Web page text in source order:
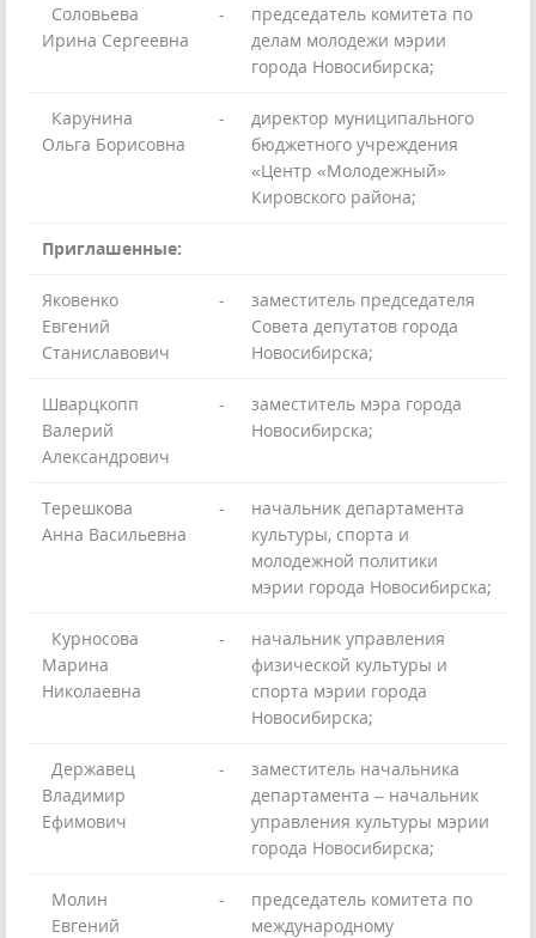
Соловьева
Ирина Сергеевна
-
председатель комитета по
делам молодежи мэрии
города Новосибирска;
Карунина
Ольга Борисовна
-
директор муниципального
бюджетного учреждения
«Центр «Молодежный»
Кировского района;
Приглашенные:
Яковенко
Евгений
Станиславович
-
заместитель председателя
Совета депутатов города
Новосибирска;
Шварцкопп
Валерий
Александрович
-
заместитель мэра города
Новосибирска;
Терешкова
Анна Васильевна
-
начальник департамента
культуры, спорта и
молодежной политики
мэрии города Новосибирска;
Курносова
Марина
Николаевна
-
начальник управления
физической культуры и
спорта мэрии города
Новосибирска;
Державец
Владимир
Ефимович
-
заместитель начальника
департамента – начальник
управления культуры мэрии
города Новосибирска;
Молин
Евгений
-
председатель комитета по
международному